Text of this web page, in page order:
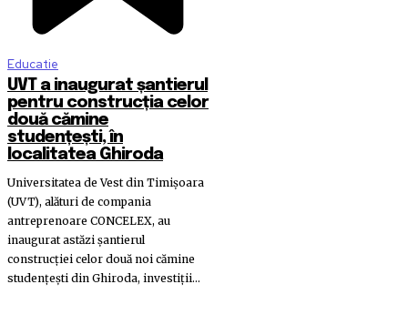
Educatie
UVT a inaugurat șantierul
pentru construcția celor
două cămine
studențești, în
localitatea Ghiroda
Universitatea de Vest din Timișoara
(UVT), alături de compania
antreprenoare CONCELEX, au
inaugurat astăzi șantierul
construcției celor două noi cămine
studențești din Ghiroda, investiții...